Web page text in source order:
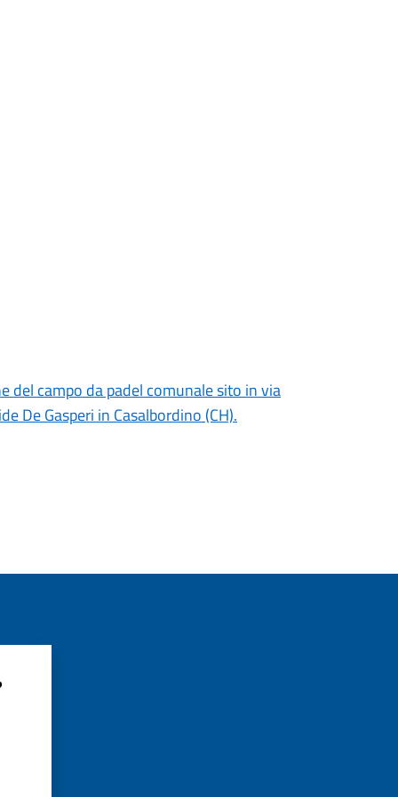
del campo da padel comunale sito in via
De Gasperi in Casalbordino (CH).